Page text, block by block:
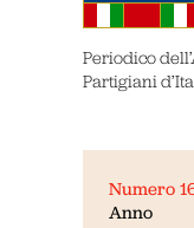
Periodico
Partigiani
Numero
Anno